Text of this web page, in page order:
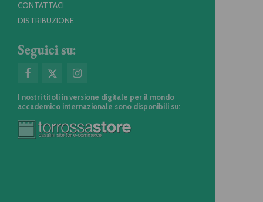
CONTATTACI
DISTRIBUZIONE
Seguici su:
I nostri titoli in versione digitale per il mondo
accademico internazionale sono disponibili su: